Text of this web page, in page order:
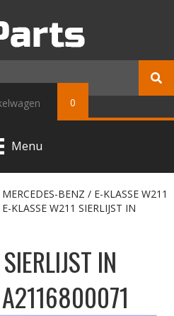
0
Menu
MERCEDES-BENZ / E-KLASSE W211
KLASSE W211 SIERLIJST IN
IN